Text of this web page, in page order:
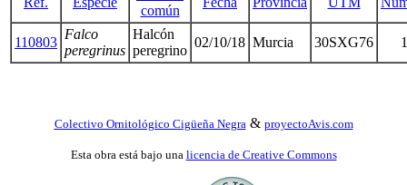
común
110803
Falco
peregrinus
Halcón
peregrino
02/10/18 Murcia 30SXG76 1
Colectivo Ornitológico Cigüeña Negra & proyectoAvis.com
Esta obra está bajo una licencia de Creative Commons